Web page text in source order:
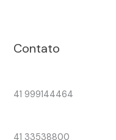
Contato
41 999144464
41 33538800